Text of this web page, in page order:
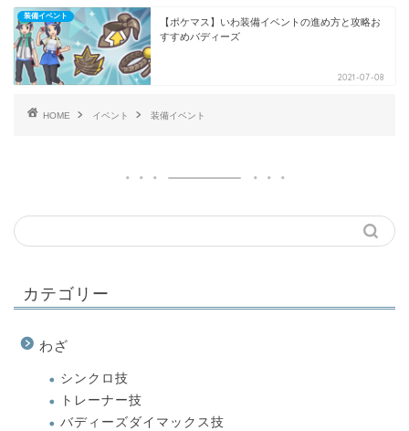
装備イベント
【ポケマス】いわ装備イベントの進め方と攻略お
すすめバディーズ
2021-07-08
HOME イベント 装備イベント
カテゴリー
わざ
シンクロ技
トレーナー技
バディーズダイマックス技